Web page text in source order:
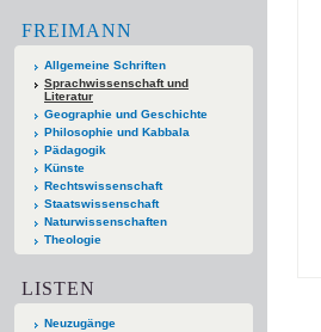
FREIMANN
Allgemeine Schriften
Sprachwissenschaft und
Literatur
Geographie und Geschichte
Philosophie und Kabbala
Pädagogik
Künste
Rechtswissenschaft
Staatswissenschaft
Naturwissenschaften
Theologie
LISTEN
Neuzugänge